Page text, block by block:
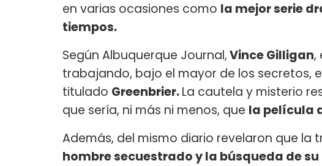
en varias ocasiones como la mejor serie
tiempos.
Según Albuquerque Journal,Vince Gilligan,
trabajando, bajo el mayor de los secretos,
titulado Greenbrier.La cautela y misterio
que sería, ni más ni menos, que la película
Además, del mismo diario revelaron que la
hombre secuestrado y la búsqueda de